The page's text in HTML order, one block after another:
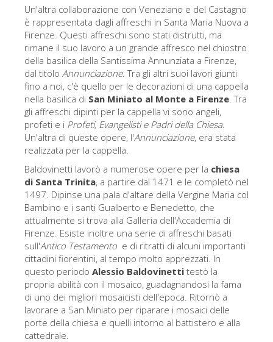
Santa Maria Novella
Santa Croce
Prenota ora
Prenota una visita guidata
Solo biglietti ad Ingresso rapido
Un'altra collaborazione con Veneziano e del Castagno
è rappresentata dagli affreschi in Santa Maria Nuova a
Firenze. Questi affreschi sono stati distrutti, ma
rimane il suo lavoro a un grande affresco nel chiostro
della basilica della Santissima Annunziata a Firenze,
dal titolo Annunciazione. Tra gli altri suoi lavori giunti
fino a noi, c'è quello per le decorazioni di una cappella
nella basilica di San Miniato al Monte a Firenze. Tra
gli affreschi dipinti per la cappella vi sono angeli,
profeti e i Profeti, Evangelisti e Padri della Chiesa.
Un'altra di queste opere, l'Annunciazione, era stata
realizzata per la cappella.
Baldovinetti lavorò a numerose opere per la chiesa
di Santa Trinita, a partire dal 1471 e le completò nel
1497. Dipinse una pala d'altare della Vergine Maria col
Bambino e i santi Gualberto e Benedetto, che
attualmente si trova alla Galleria dell'Accademia di
Firenze. Esiste inoltre una serie di affreschi basati
sull'Antico Testamento e di ritratti di alcuni importanti
cittadini fiorentini, al tempo molto apprezzati. In
questo periodo Alessio Baldovinetti testò la
propria abilità con il mosaico, guadagnandosi la fama
di uno dei migliori mosaicisti dell'epoca. Ritornò a
lavorare a San Miniato per riparare i mosaici delle
porte della chiesa e quelli intorno al battistero e alla
cattedrale.